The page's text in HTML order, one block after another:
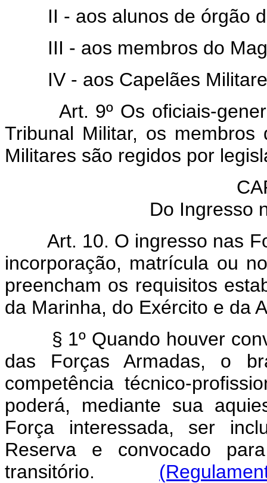
II - aos alunos de órgão
III - aos membros do
IV - aos Capelães
Art. 9º Os oficiais-
Tribunal Militar, os
Militares são regidos por
Do Ingresso
Art. 10. O ingresso nas
incorporação, matrícula ou
preencham os requisitos
da Marinha, do Exército e da
§ 1º Quando houver
das Forças Armadas, o
competência técnico-
poderá, mediante sua
Força interessada, ser
Reserva e convocado
transitório.